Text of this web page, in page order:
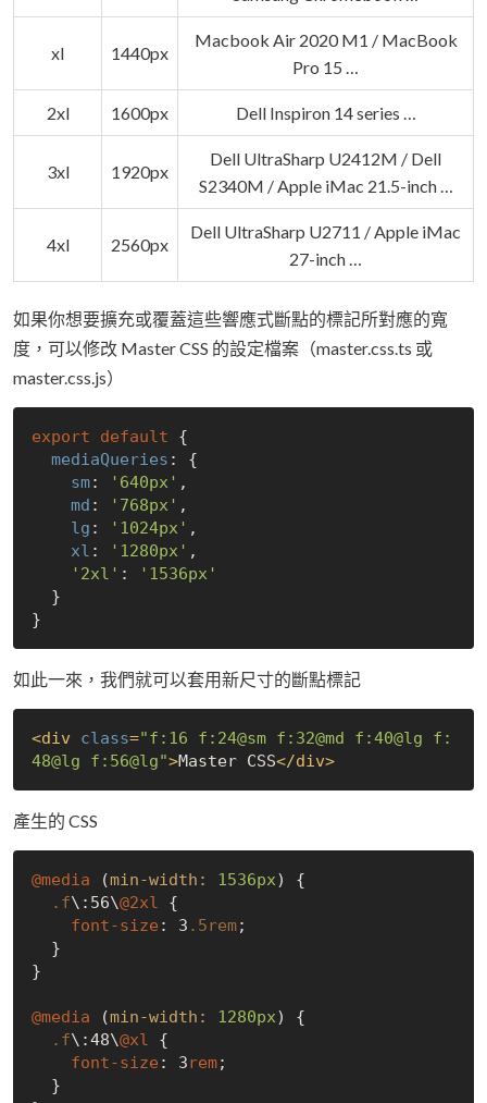
xl 1440px
Macbook Air 2020 M1 / MacBook
Pro 15 …
2xl 1600px Dell Inspiron 14 series …
3xl 1920px
Dell UltraSharp U2412M / Dell
S2340M / Apple iMac 21.5-inch …
4xl 2560px
Dell UltraSharp U2711 / Apple iMac
27-inch …
如果你想要擴充或覆蓋這些響應式斷點的標記所對應的寬
度，可以修改 Master CSS 的設定檔案（master.css.ts 或
master.css.js）
export default {
mediaQueries : {
sm: '640px' ,
md : '768px' ,
lg : '1024px' ,
xl : '1280px' ,
'2xl' :
'1536px'
如此一來，我們就可以套用新尺寸的斷點標記
<div class="f:16 f:24@sm f:32@md f:40@lg f:
48@lg f:56@lg">Master CSS</div>
產生的 CSS
@media (min-width: 1536px) {
.f\ :56\@2xl {
font-size : 3 .5rem;
}
@media (min-width: 1280px) {
.f\ :48\@xl {
font-size : 3rem;